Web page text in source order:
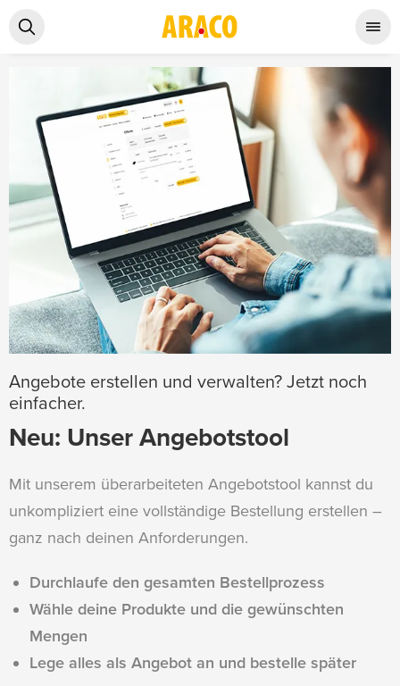
Angebote erstellen und verwalten? Jetzt noch
einfacher.
Neu: Unser Angebotstool
Mit unserem überarbeiteten Angebotstool kannst du
unkompliziert eine vollständige Bestellung erstellen –
ganz nach deinen Anforderungen.
Durchlaufe den gesamten Bestellprozess
Wähle deine Produkte und die gewünschten
Mengen
Lege alles als Angebot an und bestelle später